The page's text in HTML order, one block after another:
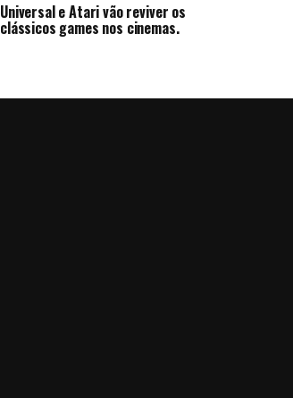
Universal e Atari vão reviver os
clássicos games nos cinemas.